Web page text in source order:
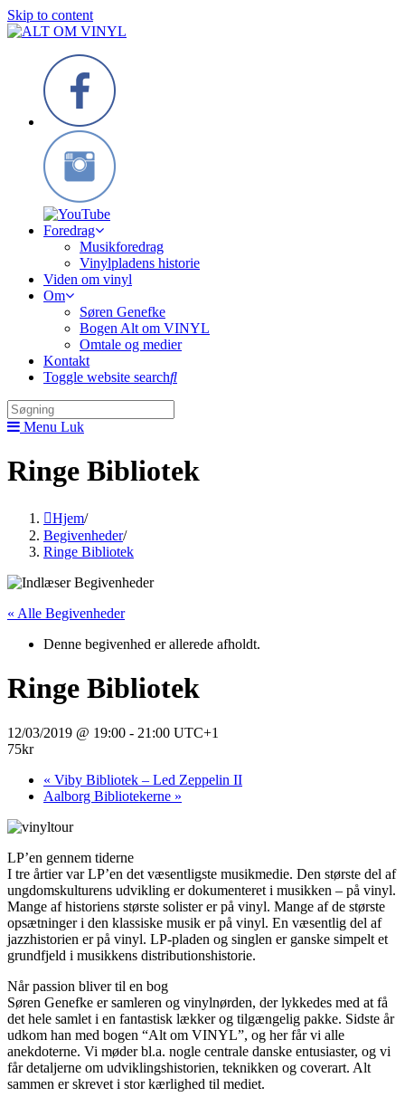
Skip to content
Foredrag
Musikforedrag
Vinylpladens historie
Viden om vinyl
Om
Søren Genefke
Bogen Alt om VINYL
Omtale og medier
Kontakt
Toggle website search
Menu Luk
Ringe Bibliotek
Hjem/
Begivenheder/
Ringe Bibliotek
« Alle Begivenheder
Denne begivenhed er allerede afholdt.
Ringe Bibliotek
12/03/2019 @ 19:00 - 21:00 UTC+1
75kr
« Viby Bibliotek – Led Zeppelin II
Aalborg Bibliotekerne »
LP’en gennem tiderne
I tre årtier var LP’en det væsentligste musikmedie. Den største del af
ungdomskulturens udvikling er dokumenteret i musikken – på vinyl.
Mange af historiens største solister er på vinyl. Mange af de største
opsætninger i den klassiske musik er på vinyl. En væsentlig del af
jazzhistorien er på vinyl. LP-pladen og singlen er ganske simpelt et
grundfjeld i musikkens distributionshistorie.
Når passion bliver til en bog
Søren Genefke er samleren og vinylnørden, der lykkedes med at få
det hele samlet i en fantastisk lækker og tilgængelig pakke. Sidste år
udkom han med bogen “Alt om VINYL”, og her får vi alle
anekdoterne. Vi møder bl.a. nogle centrale danske entusiaster, og vi
får detaljerne om udviklingshistorien, teknikken og coverart. Alt
sammen er skrevet i stor kærlighed til mediet.